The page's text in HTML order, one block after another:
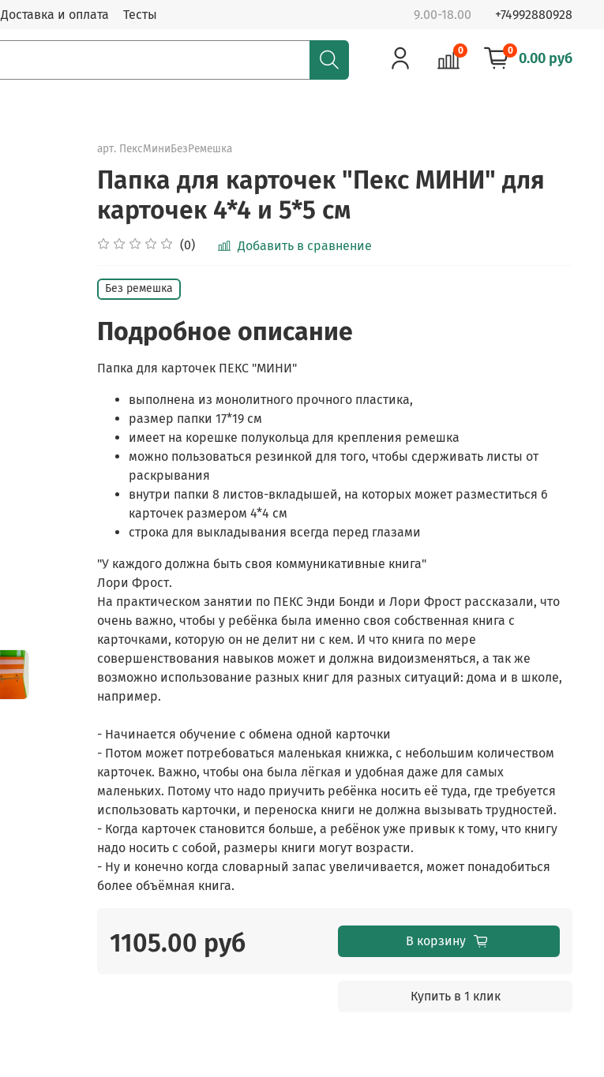
Доставка и оплата Тесты 9.00-18.00 +74992880928
0 0 0.00 руб
арт. ПексМиниБезРемешка
Папка для карточек "Пекс МИНИ" для
карточек 4*4 и 5*5 см
(0) Добавить в сравнение
Без ремешка
1105.00 руб В корзину
Купить в 1 клик
Подробное описание
Папка для карточек ПЕКС "МИНИ"
выполнена из монолитного прочного пластика,
размер папки 17*19 см
имеет на корешке полукольца для крепления ремешка
можно пользоваться резинкой для того, чтобы сдерживать листы от
раскрывания
внутри папки 8 листов-вкладышей, на которых может разместиться 6
карточек размером 4*4 см
строка для выкладывания всегда перед глазами
"У каждого должна быть своя коммуникативные книга"
Лори Фрост.
На практическом занятии по ПЕКС Энди Бонди и Лори Фрост рассказали, что
очень важно, чтобы у ребёнка была именно своя собственная книга с
карточками, которую он не делит ни с кем. И что книга по мере
совершенствования навыков может и должна видоизменяться, а так же
возможно использование разных книг для разных ситуаций: дома и в школе,
например.
- Начинается обучение с обмена одной карточки
- Потом может потребоваться маленькая книжка, с небольшим количеством
карточек. Важно, чтобы она была лёгкая и удобная даже для самых
маленьких. Потому что надо приучить ребёнка носить её туда, где требуется
использовать карточки, и переноска книги не должна вызывать трудностей.
- Когда карточек становится больше, а ребёнок уже привык к тому, что книгу
надо носить с собой, размеры книги могут возрасти.
- Ну и конечно когда словарный запас увеличивается, может понадобиться
более объёмная книга.